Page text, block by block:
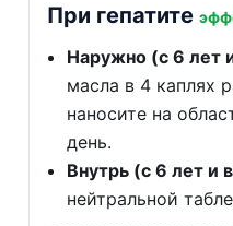
При гепатите
Наружно (с 6 лет
масла в 4 каплях
наносите на
день.
Внутрь (с 6 лет и
нейтральной